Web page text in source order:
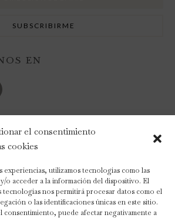
el consentimiento
cookies
experiencias, utilizamos tecnologías como las
o acceder a la información del dispositivo. El
tecnologías nos permitirá procesar datos como el
o las identificaciones únicas en este sitio.
puede afectar negativamente a
EN